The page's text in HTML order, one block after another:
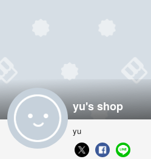
yu's shop
yu